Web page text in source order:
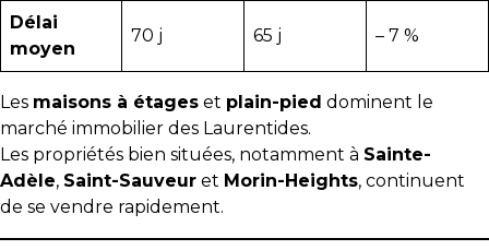
protégé!
Le
courtier
immobilier
:
votre
chemin
vers
la
Délai
moyen
70 j 65 j – 7 %
Les maisons à étages et plain-pied dominent le
marché immobilier des Laurentides.
Les propriétés bien situées, notamment à Sainte-
Adèle, Saint-Sauveur et Morin-Heights, continuent
de se vendre rapidement.